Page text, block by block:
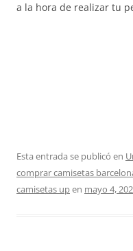
a la hora de realizar tu
Esta entrada se publicó en
comprar camisetas
camisetas upen mayo 4,